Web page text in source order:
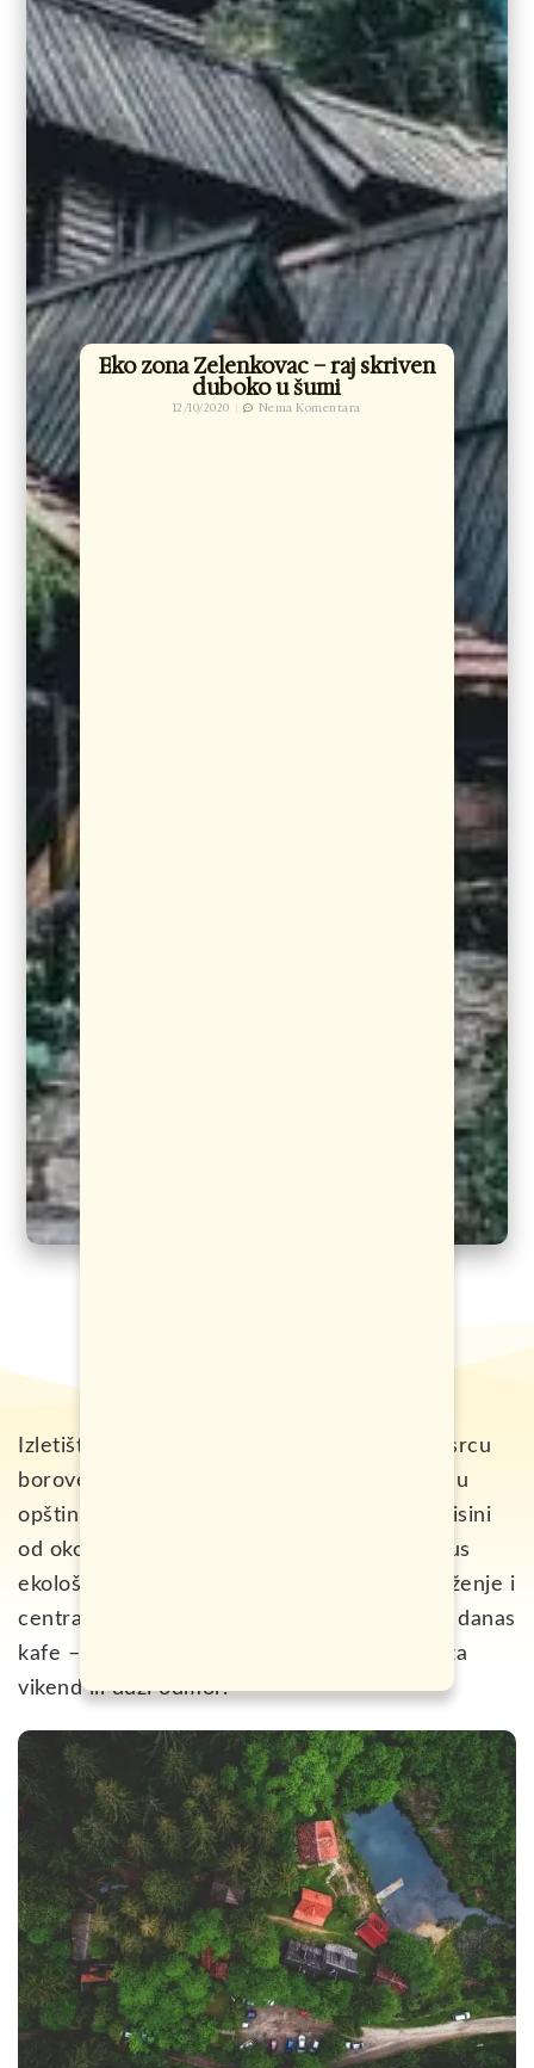
Eko zona Zelenkovac – raj skriven
duboko u šumi
12/10/2020 Nema Komentara
Izletište i eko-zona Zelenkovac je mjesto u srcu
borove šume,
, u
opštini Mrkonjić Grad. Leži na nadmorskoj visini
od oko 880 m, a 2002. godine je dobilo status
ekološke zone. Nevjerovatno prirodno okruženje i
centralni dio – preuređena vodenica koja je danas
kafe – te galerija čine ovo mjesto idealnim za
vikend ili duži odmor.